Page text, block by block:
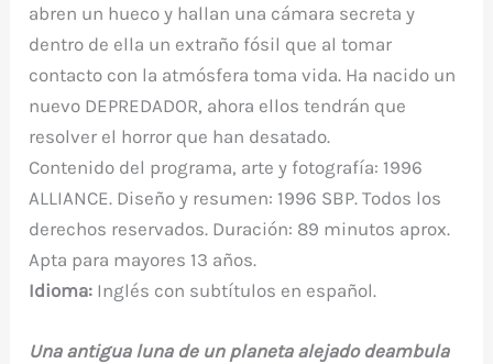
abren un hueco y hallan una cámara secreta y
dentro de ella un extraño fósil que al tomar
contacto con la atmósfera toma vida. Ha nacido un
nuevo DEPREDADOR, ahora ellos tendrán que
resolver el horror que han desatado.
Contenido del programa, arte y fotografía: 1996
ALLIANCE. Diseño y resumen: 1996 SBP. Todos los
derechos reservados. Duración: 89 minutos aprox.
Apta para mayores 13 años.
Idioma: Inglés con subtítulos en español.
Una antigua luna de un planeta alejado deambula